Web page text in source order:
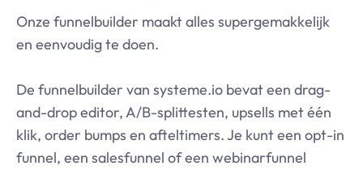
Onze funnelbuilder maakt alles supergemakkelijk
en eenvoudig te doen.
De funnelbuilder van systeme.io bevat een drag-
and-drop editor, A/B-splittesten, upsells met één
klik, order bumps en afteltimers. Je kunt een opt-in
funnel, een salesfunnel of een webinarfunnel